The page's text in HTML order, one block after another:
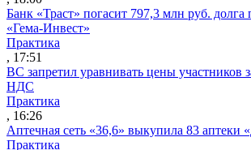
Банк «Траст» погасит 797,3 млн руб.
«Гема-Инвест»
Практика
, 17:51
ВС запретил уравнивать цены участников
НДС
Практика
, 16:26
Аптечная сеть «36,6» выкупила 83 аптеки
Практика